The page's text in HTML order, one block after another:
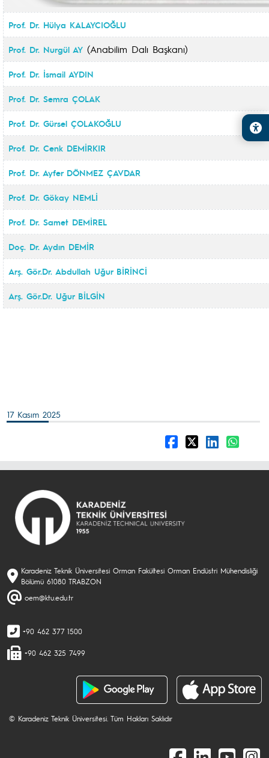
Prof. Dr. Hülya KALAYCIOĞLU
Prof. Dr. Nurgül AY (Anabilim Dalı Başkanı)
Prof. Dr. İsmail AYDIN
Prof. Dr. Semra ÇOLAK
Prof. Dr. Gürsel ÇOLAKOĞLU
Prof. Dr. Cenk DEMİRKIR
Prof. Dr. Ayfer DÖNMEZ ÇAVDAR
Prof. Dr. Gökay NEMLİ
Prof. Dr. Samet DEMİREL
Doç. Dr. Aydın DEMİR
Arş. Gör.Dr. Abdullah Uğur BİRİNCİ
Arş. Gör.Dr. Uğur BİLGİN
17 Kasım 2025
Karadeniz Teknik Üniversitesi Orman Fakültesi Orman Endüstri Mühendisliği
Bölümü 61080 TRABZON
oem@ktu.edu.tr
+90 462 377 1500
+90 462 325 7499
© Karadeniz Teknik Üniversitesi. Tüm Hakları Saklıdır